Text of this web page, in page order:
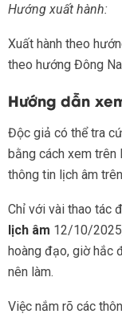
Hướng xuất hành:
Xuất hành theo
theo hướng Đông
Hướng dẫn
Độc giả có thể tra
bằng cách xem trên
thông tin lịch âm
Chỉ với vài thao tác
lịch âm 12/10/
hoàng đạo, giờ hắc
nên làm.
Việc nắm rõ các